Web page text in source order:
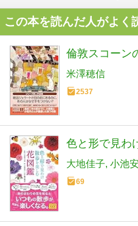
この本を読んだ人がよく
倫敦スコーン
米澤穂信
2537
色と形で見わ
大地佳子 小池
69